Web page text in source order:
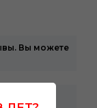
Вы можете